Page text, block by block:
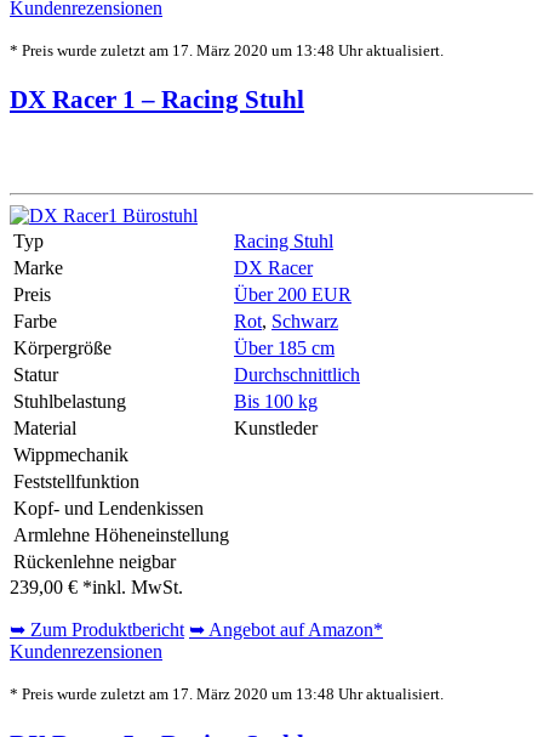
Kundenrezensionen
* Preis wurde zuletzt am 17. März 2020 um 13:48 Uhr aktualisiert.
DX Racer 1 – Racing Stuhl
Typ
Racing Stuhl
Marke
DX Racer
Preis
Über 200 EUR
Farbe
Rot, Schwarz
Körpergröße
Über 185 cm
Statur
Durchschnittlich
Stuhlbelastung
Bis 100 kg
Material
Kunstleder
Wippmechanik
Feststellfunktion
Kopf- und Lendenkissen
Armlehne Höheneinstellung
Rückenlehne neigbar
239,00 € *inkl. MwSt.
➥ Zum Produktbericht ➥ Angebot auf Amazon*
Kundenrezensionen
* Preis wurde zuletzt am 17. März 2020 um 13:48 Uhr aktualisiert.